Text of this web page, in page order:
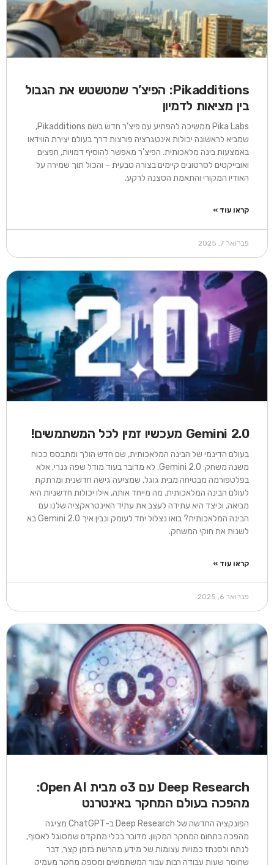
Pikadditions: הפיצ’ר שמטשטש את הגבול
בין מציאות לדמיון
Pika Labs ממשיכה להפתיע עם פיצ’ר חדש בשם Pikadditions,
שמביא לראשונה יכולות אינטגרציה פורצות דרך בעולם יצירת הווידאו
באמצעות בינה מלאכותית. הפיצ’ר מאפשר להוסיף דמויות, חפצים
ואובייקטים לסרטונים קיימים בצורה טבעית – והכול תוך שמירה על
האודיו המקורי והתאמת הסצנה לרקע.
קראו עוד »
פברואר 7, 2025
Gemini 2.0 מעכשיו זמין לכל המשתמשים!
בעולם הדינמי של הבינה המלאכותית, שם חדש הולך ומתבסס ככוח
משנה משחק: Gemini 2.0. לא מדובר בעוד מודל שפה גנרי, אלא
בפלטפורמה מבטיחה מבית גוגל, שמציעה גישה חדשנית ומרתקת
לעולם הבינה המלאכותית. מה מייחד אותה, אילו יכולות חדשניות היא
מביאה, וכיצד היא עתידה לעצב את עתיד האינטראקציה שלנו עם
הבינה המלאכותית? בואו נצלול יחד לעומק ונבין איך Gemini 2.0 בא
לשנות את חוקי המשחק.
קראו עוד »
פברואר 6, 2025
Deep Research עם o3 מבית Open AI:
מהפכה בעולם המחקר באינטרנט​
הפונקציה החדשה של Deep Research ב-ChatGPT מציגה
מהפכה בתחום המחקר המקוון. מדובר בכלי מתקדם שמסוגל לאסוף,
לנתח ולסנתז כמויות עצומות של מידע מהרשת בזמן קצר, דבר
שחוסך שעות עבודה רבות עבור המשתמשים ומספק מחקר מעמיק